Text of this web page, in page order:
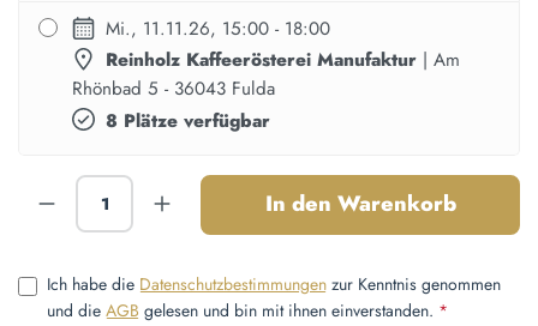
Mi., 11.11.26, 15:00 - 18:00
Reinholz Kaffeerösterei Manufaktur | Am
Rhönbad 5 - 36043 Fulda
8 Plätze verfügbar
Produkt Anzahl: Gib den gewünschten Wert
In den Warenkorb
Ich habe die Datenschutzbestimmungen zur Kenntnis genommen
und die AGB gelesen und bin mit ihnen einverstanden. *